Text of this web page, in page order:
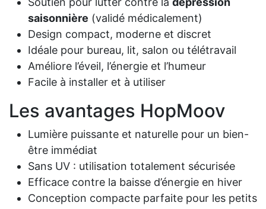
saisonnière (validé médicalement)
Design compact, moderne et discret
Idéale pour bureau, lit, salon ou télétravail
Améliore l’éveil, l’énergie et l’humeur
Facile à installer et à utiliser
Les avantages HopMoov
Lumière puissante et naturelle pour un bien-
être immédiat
Sans UV : utilisation totalement sécurisée
Efficace contre la baisse d’énergie en hiver
Conception compacte parfaite pour les petits